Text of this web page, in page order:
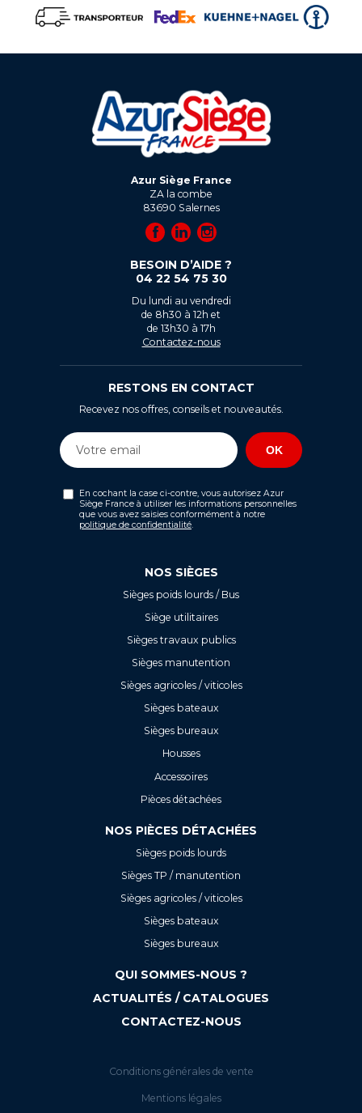
Azur Siège France
ZA la combe
83690 Salernes
BESOIN D’AIDE ?
04 22 54 75 30
Du lundi au vendredi
de 8h30 à 12h et
de 13h30 à 17h
Contactez-nous
RESTONS EN CONTACT
Recevez nos offres, conseils et nouveautés.
En cochant la case ci-contre, vous autorisez Azur
Siège France à utiliser les informations personnelles
que vous avez saisies conformément à notre
politique de confidentialité
NOS SIÈGES
Sièges poids lourds / Bus
Siège utilitaires
Sièges travaux publics
Sièges manutention
Sièges agricoles / viticoles
Sièges bateaux
Sièges bureaux
Housses
Accessoires
Pièces détachées
NOS PIÈCES DÉTACHÉES
Sièges poids lourds
Sièges TP / manutention
Sièges agricoles / viticoles
Sièges bateaux
Sièges bureaux
QUI SOMMES-NOUS ?
ACTUALITÉS / CATALOGUES
CONTACTEZ-NOUS
Conditions générales de vente
Mentions légales